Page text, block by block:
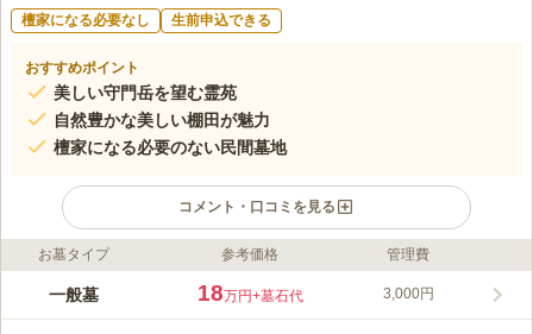
檀家になる必要なし 生前申込できる
おすすめポイント
美しい守門岳を望む霊苑
自然豊かな美しい棚田が魅力
檀家になる必要のない民間墓地
コメント・口コミを見る
ライフドット編集部のコメント
青空の似合う開放的な民間霊苑で、ゆったりとお墓参りができま
お墓タイプ 参考価格 管理費
一般墓 18万円+墓石代 3,000円